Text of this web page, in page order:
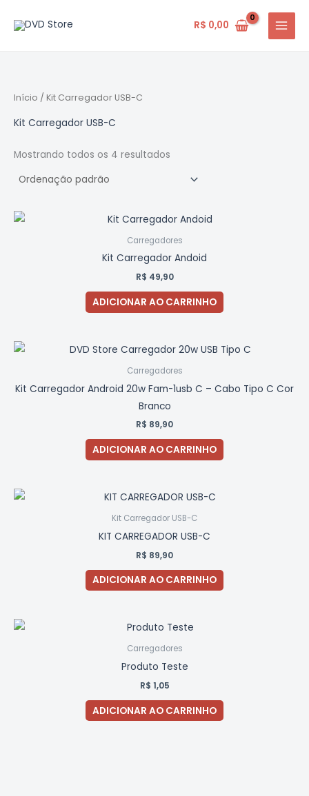
para
R$ 0,00
Início / Kit Carregador USB-C
Kit Carregador USB-C
Mostrando todos os 4 resultados
Carregadores
Kit Carregador Andoid
R$ 49,90
ADICIONAR AO CARRINHO
Carregadores
Kit Carregador Android 20w Fam-1usb C – Cabo Tipo C Cor
Branco
R$ 89,90
ADICIONAR AO CARRINHO
Kit Carregador USB-C
KIT CARREGADOR USB-C
R$ 89,90
ADICIONAR AO CARRINHO
Carregadores
Produto Teste
R$ 1,05
ADICIONAR AO CARRINHO